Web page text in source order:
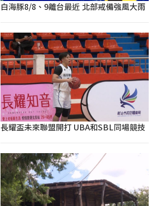
白海豚8/8、9離台最近 北部戒備強風大雨
長耀盃未來聯盟開打 UBA和SBL同場競技